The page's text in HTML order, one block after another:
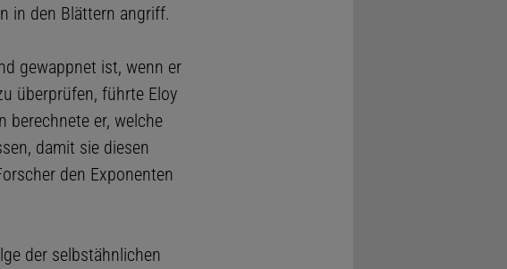
in den Blättern angriff.
gewappnet ist, wenn er
überprüfen, führte Eloy
berechnete er, welche
damit sie diesen
den Exponenten
der selbstähnlichen